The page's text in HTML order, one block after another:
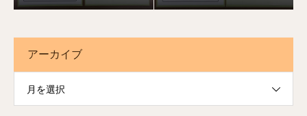
アーカイブ
月を選択